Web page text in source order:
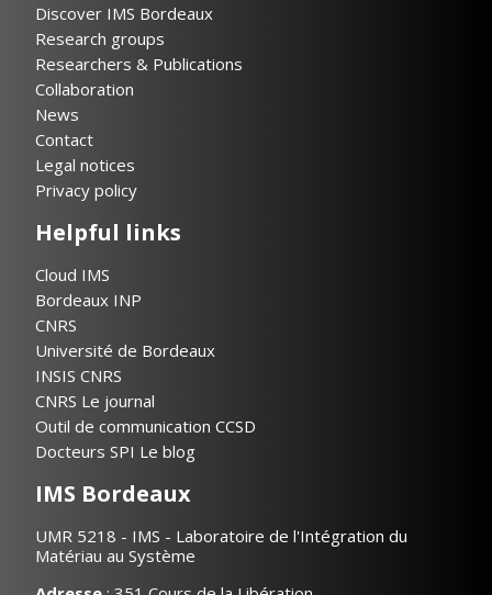
Discover IMS Bordeaux
Research groups
Researchers & Publications
Collaboration
News
Contact
Legal notices
Privacy policy
Helpful links
Cloud IMS
Bordeaux INP
CNRS
Université de Bordeaux
INSIS CNRS
CNRS Le journal
Outil de communication CCSD
Docteurs SPI Le blog
IMS Bordeaux
UMR 5218 - IMS - Laboratoire de l'Intégration du
Matériau au Système